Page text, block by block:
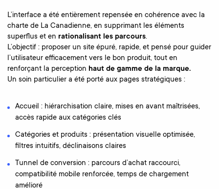
L’interface a été entièrement repensée en cohérence avec la
charte de La Canadienne, en supprimant les éléments
superflus et en rationalisant les parcours.
L’objectif : proposer un site épuré, rapide, et pensé pour guider
l’utilisateur efficacement vers le bon produit, tout en
renforçant la perception haut de gamme de la marque.
Un soin particulier a été porté aux pages stratégiques :
Accueil : hiérarchisation claire, mises en avant maîtrisées,
accès rapide aux catégories clés
Catégories et produits : présentation visuelle optimisée,
filtres intuitifs, déclinaisons claires
Tunnel de conversion : parcours d’achat raccourci,
compatibilité mobile renforcée, temps de chargement
amélioré